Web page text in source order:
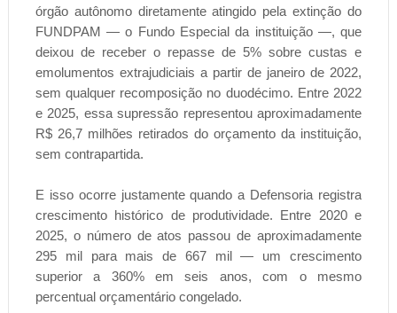
órgão autônomo diretamente atingido pela extinção do
FUNDPAM — o Fundo Especial da instituição —, que
deixou de receber o repasse de 5% sobre custas e
emolumentos extrajudiciais a partir de janeiro de 2022,
sem qualquer recomposição no duodécimo. Entre 2022
e 2025, essa supressão representou aproximadamente
R$ 26,7 milhões retirados do orçamento da instituição,
sem contrapartida.
E isso ocorre justamente quando a Defensoria registra
crescimento histórico de produtividade. Entre 2020 e
2025, o número de atos passou de aproximadamente
295 mil para mais de 667 mil — um crescimento
superior a 360% em seis anos, com o mesmo
percentual orçamentário congelado.